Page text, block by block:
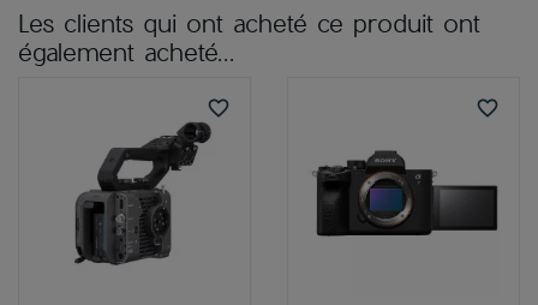
Les clients qui ont acheté ce produit ont
également acheté...
favorite_border favorite_border